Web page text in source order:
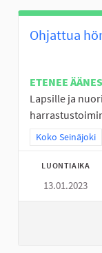
Ohjattua
ETENEE
Lapsille ja
Rajaa tulokset
Koko Seinäjoki
LUONTIAIKA
13.01.2023